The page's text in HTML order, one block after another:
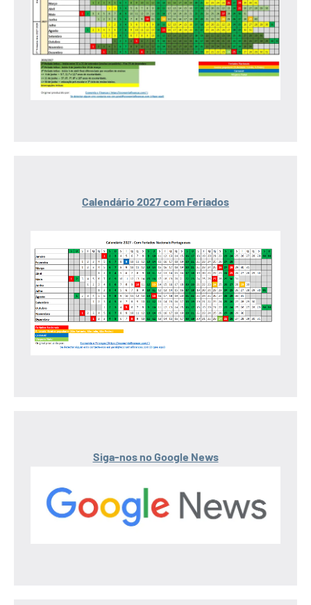
Calendário 2027 com Feriados
Siga-nos no Google News